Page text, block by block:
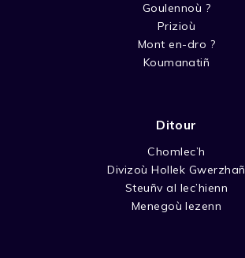
Goulennoù ?
Prizioù
Mont en-dro ?
Koumanatiñ
Ditour
Chomlec’h
Divizoù Hollek Gwerzhañ
Steuñv al lec’hienn
Menegoù lezenn